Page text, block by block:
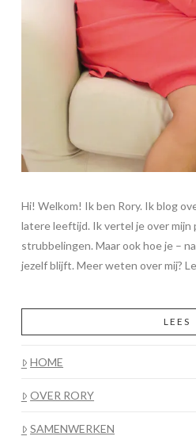
Hi! Welkom! Ik ben Rory. Ik blog
latere leeftijd. Ik vertel je over mijn
strubbelingen. Maar ook hoe je –
jezelf blijft. Meer weten over mij?
LEES
HOME
OVER RORY
SAMENWERKEN